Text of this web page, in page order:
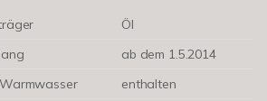
Öl
ab dem 1.5.2014
enthalten